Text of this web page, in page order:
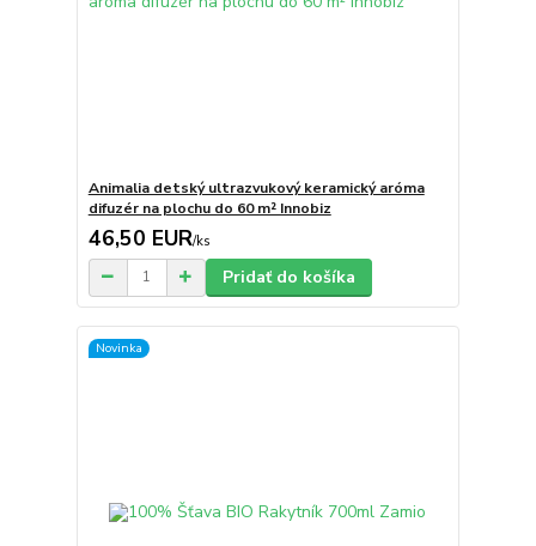
Animalia detský ultrazvukový keramický aróma
difuzér na plochu do 60 m² Innobiz
46,50 EUR/ks
Pridať do košíka
Novinka